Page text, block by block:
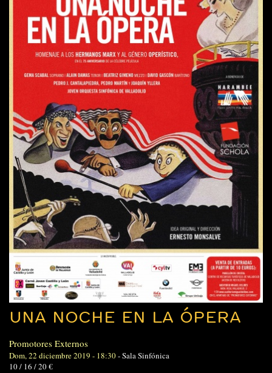
UNA NOCHE EN LA ÓPERA
Promotores Externos
Dom, 22 diciembre 2019 - 18:30-Sala Sinfónica
10 / 16 / 20 €